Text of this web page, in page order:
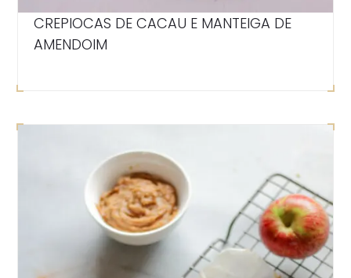
CREPIOCAS DE CACAU E MANTEIGA DE
AMENDOIM